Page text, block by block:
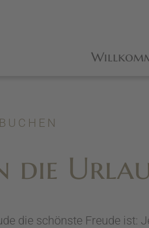
die
die schönste Freude ist: